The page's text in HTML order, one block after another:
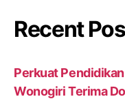
Recent
Perkuat
Wonogiri Terima